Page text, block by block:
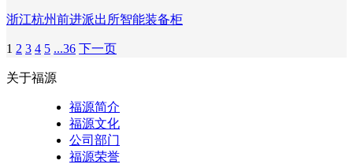
浙江杭州前进派出所智能装备柜
1 2 3 4 5 ...36 下一页
关于福源
福源简介
福源文化
公司部门
福源荣誉